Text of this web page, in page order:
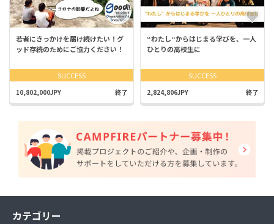
若者にきっかけを届け続けたい！グ
ッド存続のためにご協力ください！
SUCCESS
10,802,000JPY 終了
“わたし“からはじまる学びを、一人
ひとりの高校生に
SUCCESS
2,824,806JPY 終了
カテゴリー